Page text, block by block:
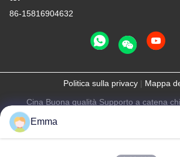
86-15816904632
Politica sulla privacy | Mappa
Cina Buona qualità Supporto a catena
Fornitore. -2026 SHUNDE IMEGA
Emma